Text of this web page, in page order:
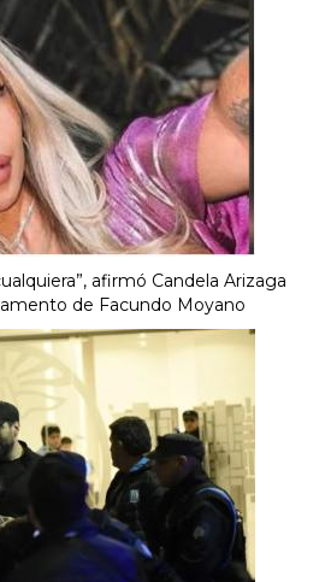
afirmó Candela Arizaga
de Facundo Moyano